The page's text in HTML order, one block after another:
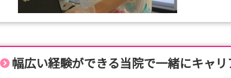
幅広い経験ができる当院で一緒にキャ